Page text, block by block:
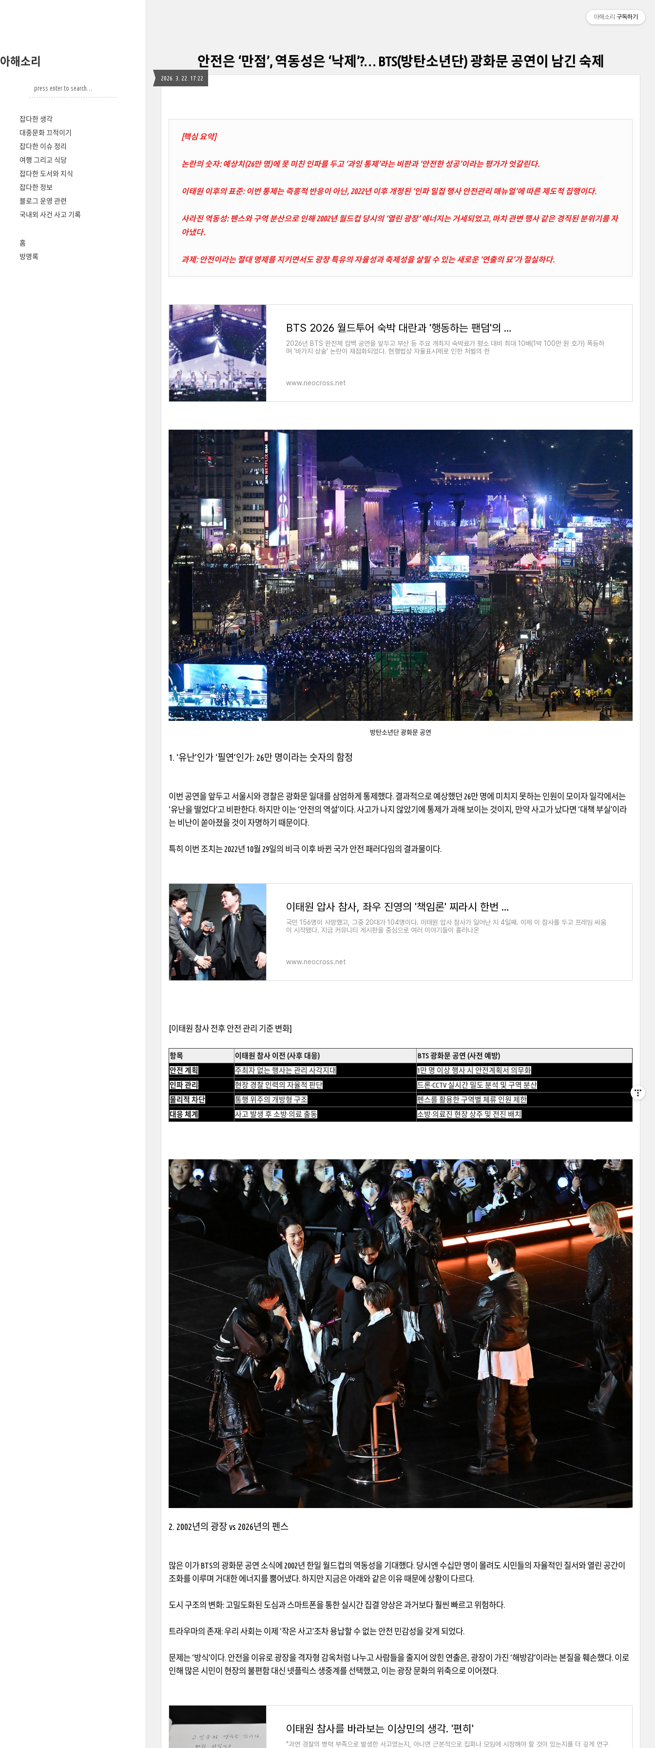
아해소리
잡다한 생각
대중문화 끄적이기
잡다한 이슈 정리
여행 그리고 식당
잡다한 도서와 지식
잡다한 정보
블로그 운영 관련
국내외 사건 사고 기록
홈
방명록
안전은 ‘만점’, 역동성은 ‘낙제’?… BTS(방탄소년단) 광화문 공연이 남긴 숙제
2026. 3. 22. 17:22
[핵심 요약]
논란의 숫자: 예상치(26만 명)에 못 미친 인파를 두고 ‘과잉 통제’라는 비판과 ‘안전한 성공’이라는 평가가 엇갈린다.
이태원 이후의 표준: 이번 통제는 즉흥적 반응이 아닌, 2022년 이후 개정된 ‘인파 밀집 행사 안전관리 매뉴얼’에 따른 제도적 집행이다.
사라진 역동성: 펜스와 구역 분산으로 인해 2002년 월드컵 당시의 ‘열린 광장’ 에너지는 거세되었고, 마치 관변 행사 같은 경직된 분위기를 자
아냈다.
과제: 안전이라는 절대 명제를 지키면서도 광장 특유의 자율성과 축제성을 살릴 수 있는 새로운 ‘연출의 묘’가 절실하다.
BTS 2026 월드투어 숙박 대란과 '행동하는 팬덤'의 시장 감시
2026년 BTS 완전체 컴백 공연을 앞두고 부산 등 주요 개최지 숙박료가 평소 대비 최대 10배(1박 100만 원 호가) 폭등하
며 '바가지 상술' 논란이 재점화되었다. 현행법상 자율표시제로 인한 처벌의 한
www.neocross.net
방탄소년단 광화문 공연
1. ‘유난’인가 ‘필연’인가: 26만 명이라는 숫자의 함정
이번 공연을 앞두고 서울시와 경찰은 광화문 일대를 삼엄하게 통제했다. 결과적으로 예상했던 26만 명에 미치지 못하는 인원이 모이자 일각에서는
‘유난을 떨었다’고 비판한다.하지만 이는 ‘안전의 역설’이다. 사고가 나지 않았기에 통제가 과해 보이는 것이지 , 만약 사고가 났다면 ‘대책 부실’이라
는 비난이 쏟아졌을 것이 자명하기 때문이다.
특히 이번 조치는 2022년 10월 29일의 비극 이후 바뀐 국가 안전 패러다임의 결과물이다.
이태원 압사 참사, 좌우 진영의 '책임론' 찌라시 한번 살펴볼까
국민 156명이 사망했고, 그중 20대가 104명이다. 이태원 압사 참사가 일어난 지 4일째. 이제 이 참사를 두고 프레임 싸움
이 시작됐다. 지금 커뮤니티 게시판을 중심으로 여러 이야기들이 흘러나온
www.neocross.net
[이태원 참사 전후 안전 관리 기준 변화]
항목 이태원 참사 이전 (사후 대응)
BTS 광화문 공연 (사전 예방)
안전 계획
주최자 없는 행사는 관리 사각지대
1만 명 이상 행사 시 안전계획서 의무화
인파 관리
현장 경찰 인력의 자율적 판단
드론·CCTV 실시간 밀도 분석 및 구역 분산
물리적 차단
통행 위주의 개방형 구조
펜스를 활용한 구역별 체류 인원 제한
대응 체계
사고 발생 후 소방·의료 출동 소방·의료진 현장 상주 및 전진 배치
2. 2002년의 광장vs 2026년의 펜스
많은 이가 BTS의 광화문 공연 소식에 2002년 한일 월드컵의 역동성을 기대했다. 당시엔 수십만 명이 몰려도 시민들의 자율적인 질서와 열린 공간이
조화를 이루며 거대한 에너지를 뿜어냈다.하지만 지금은 아래와 같은 이유 때문에 상황이 다르다.
도시 구조의 변화: 고밀도화된 도심과 스마트폰을 통한 실시간 집결 양상은 과거보다 훨씬 빠르고 위험하다.
트라우마의 존재:우리 사회는 이제 ‘작은 사고’조차 용납할 수 없는 안전 민감성을 갖게 되었다.
문제는 ‘방식’이다. 안전을 이유로 광장을 격자형 감옥처럼 나누고 사람들을 줄지어 앉힌 연출은, 광장이 가진 ‘해방감’이라는 본질을 훼손했다. 이로
인해 많은 시민이 현장의 불편함 대신 넷플릭스 생중계를 선택했고, 이는 광장 문화의 위축으로 이어졌다.
이태원 참사를 바라보는 이상민의 생각. '편히'
"과연 경찰의 병력 부족으로 발생한 사고였는지, 아니면 근본적으로 집회나 모임에 시정해야 할 것이 있는지를 더 깊게 연구
아해소리 구독하기